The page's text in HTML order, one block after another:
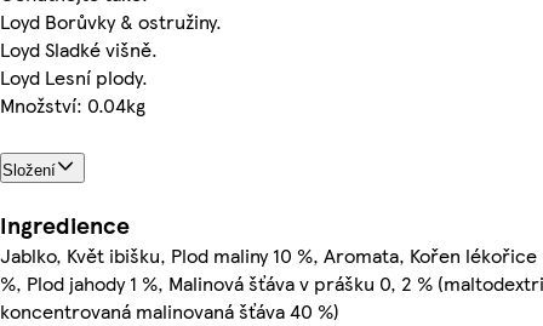
Loyd Borůvky & ostružiny.
Loyd Sladké višně.
Loyd Lesní plody.
Množství: 0.04kg
Složení
Ingredience
Jablko, Květ ibišku, Plod maliny 10 %, Aromata, Kořen lékořice
%, Plod jahody 1 %, Malinová šťáva v prášku 0, 2 %
koncentrovaná malinovaná šťáva 40 %)